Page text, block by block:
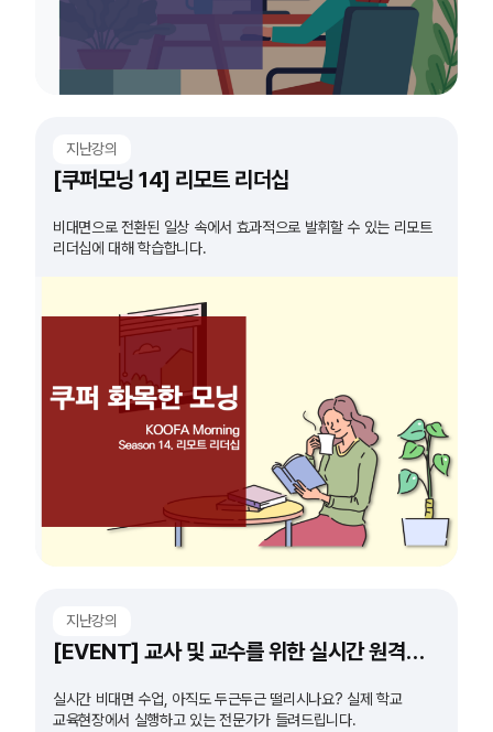
지난강의
[쿠퍼모닝 14] 리모트 리더십
비대면으로 전환된 일상 속에서 효과적으로 발휘할 수 있는 리모트
리더십에 대해 학습합니다.
지난강의
[EVENT] 교사 및 교수를 위한 실시간 원격수업 도구 특강
실시간 비대면 수업, 아직도 두근두근 떨리시나요? 실제 학교
교육현장에서 실행하고 있는 전문가가 들려드립니다.